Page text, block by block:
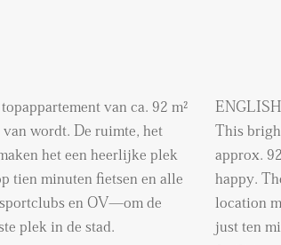
van ca. 92 m²
wordt. De ruimte, het
het een heerlijke plek
tien minuten fietsen en alle
en OV—om de
plek in de stad.
This
approx.
happy.
location
just ten